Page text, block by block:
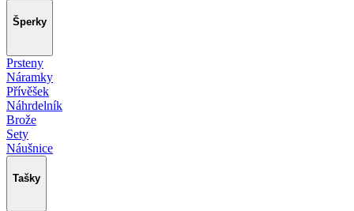
Šperky
Prsteny
Náramky
Přívěšek
Náhrdelník
Brože
Sety
Náušnice
Tašky